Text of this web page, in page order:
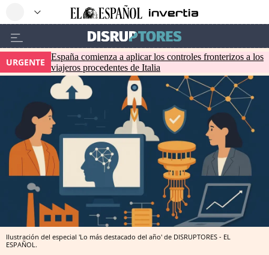
URGENTE
España comienza a aplicar los controles fronterizos a los
viajeros procedentes de Italia
Ilustración del especial 'Lo más destacado del año' de DISRUPTORES - EL
ESPAÑOL.